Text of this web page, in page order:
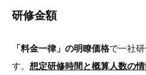
研修金額
「料金一律」の明瞭価格で一社
す。 想定研修時間と概算人数の